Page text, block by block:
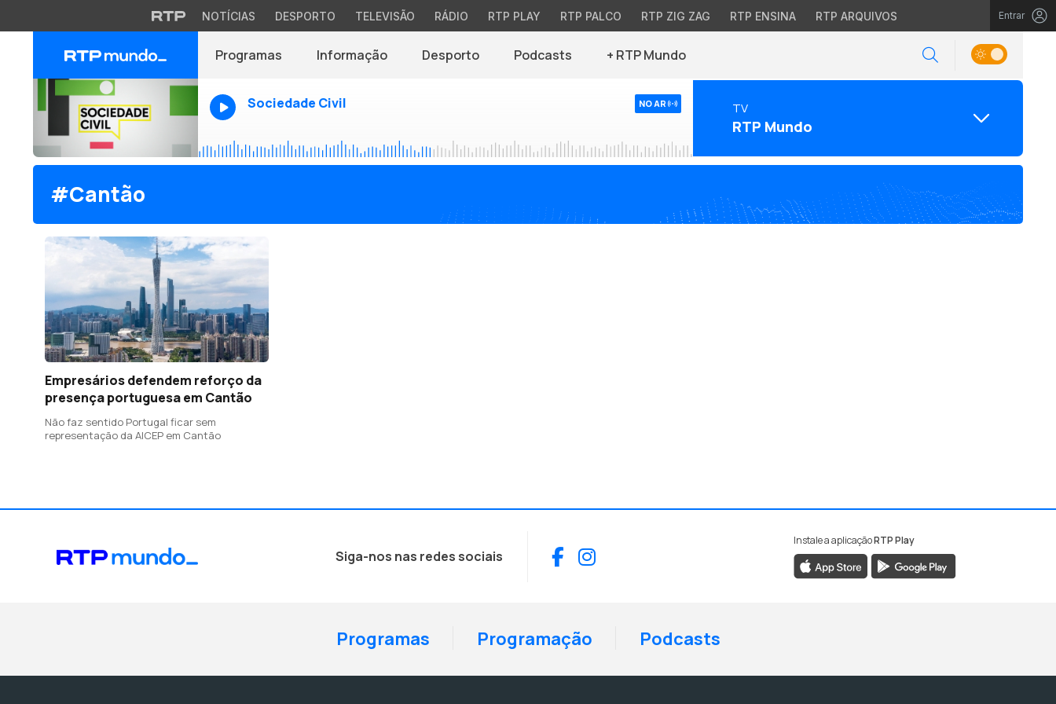
NOTÍCIAS DESPORTO TELEVISÃO RÁDIO RTP PLAY RTP PALCO RTP ZIG ZAG RTP ENSINA RTP ARQUIVOS Entrar
Programas Informação Desporto Podcasts + RTP Mundo
Sociedade Civil NO AR TV
RTP Mundo
#Cantão
Empresários defendem reforço da
presença portuguesa em Cantão
Não faz sentido Portugal ficar sem
representação da AICEP em Cantão
Siga-nos nas redes sociais Facebook
Instagram
Instale a aplicaçãoRTP Play
Programas Programação Podcasts